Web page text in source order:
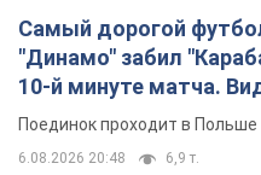
Самый дорогой
"Динамо" забил
10-й минуте матча.
Поединок проходит в Польше
6.08.2026 20:48 6,9 т.